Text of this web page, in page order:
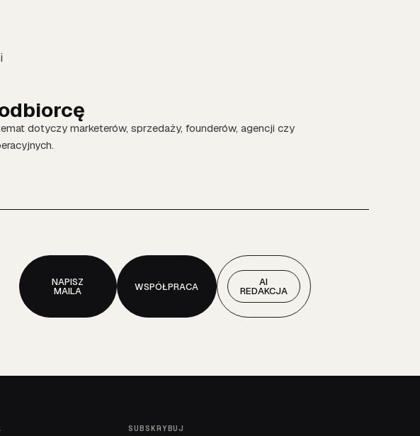
dotyczy marketerów, sprzedaży, founderów, agencji czy
NAPISZ
MAILA WSPÓŁPRACA AI
REDAKCJA
SUBSKRYBUJ